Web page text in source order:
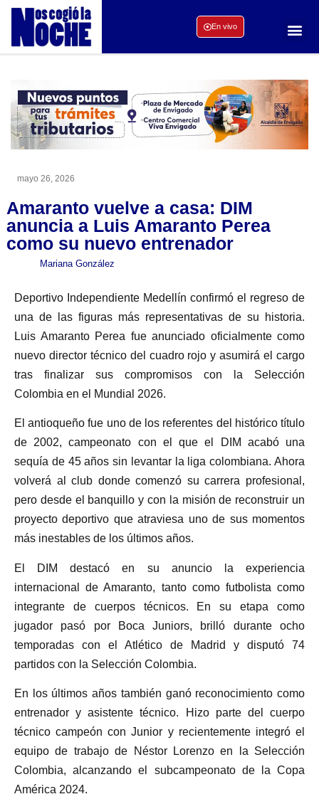
En vivo
mayo 26, 2026
Amaranto vuelve a casa: DIM
anuncia a Luis Amaranto Perea
como su nuevo entrenador
Mariana González
Deportivo Independiente Medellín confirmó el regreso de
una de las figuras más representativas de su historia.
Luis Amaranto Perea fue anunciado oficialmente como
nuevo director técnico del cuadro rojo y asumirá el cargo
tras finalizar sus compromisos con la Selección
Colombia en el Mundial 2026.
El antioqueño fue uno de los referentes del histórico título
de 2002, campeonato con el que el DIM acabó una
sequía de 45 años sin levantar la liga colombiana. Ahora
volverá al club donde comenzó su carrera profesional,
pero desde el banquillo y con la misión de reconstruir un
proyecto deportivo que atraviesa uno de sus momentos
más inestables de los últimos años.
El DIM destacó en su anuncio la experiencia
internacional de Amaranto, tanto como futbolista como
integrante de cuerpos técnicos. En su etapa como
jugador pasó por Boca Juniors, brilló durante ocho
temporadas con el Atlético de Madrid y disputó 74
partidos con la Selección Colombia.
En los últimos años también ganó reconocimiento como
entrenador y asistente técnico. Hizo parte del cuerpo
técnico campeón con Junior y recientemente integró el
equipo de trabajo de Néstor Lorenzo en la Selección
Colombia, alcanzando el subcampeonato de la Copa
América 2024.